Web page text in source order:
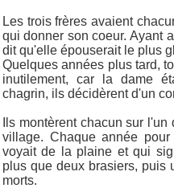
Les trois frères avaient
qui donner son coeur. Ayant
dit qu'elle épouserait le plus
Quelques années plus tard,
inutilement, car la dame
chagrin, ils décidèrent d'un
Ils montèrent chacun sur
village. Chaque année
voyait de la plaine et qui
plus que deux brasiers, puis
morts.